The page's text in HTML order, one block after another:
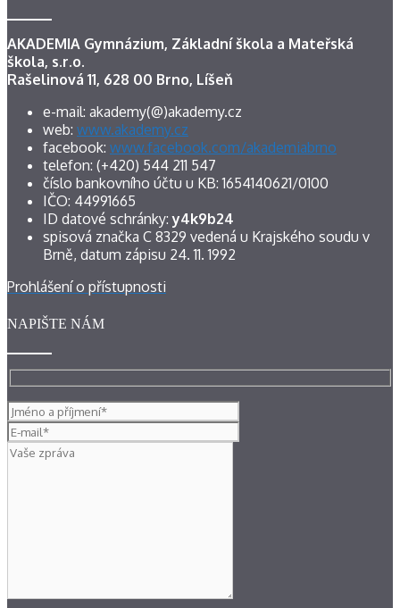
AKADEMIA Gymnázium, Základní škola a Mateřská
škola, s.r.o.
Rašelinová 11, 628 00 Brno, Líšeň
e-mail: akademy(@)akademy.cz
web: www.akademy.cz
facebook: www.facebook.com/akademiabrno
telefon: (+420) 544 211 547
číslo bankovního účtu u KB: 1654140621/0100
IČO: 44991665
ID datové schránky:y4k9b24
spisová značka C 8329 vedená u Krajského soudu v
Brně, datum zápisu 24. 11. 1992
Prohlášení o přístupnosti
NAPIŠTE NÁM